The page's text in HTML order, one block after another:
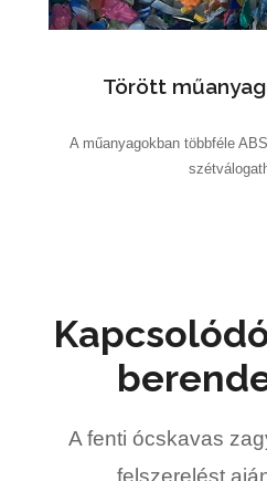
Törött
A műanyagokban többféle
A fenti ócskavas